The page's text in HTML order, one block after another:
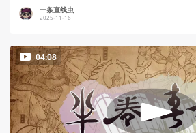
一条直线虫
2025-11-16
04:08